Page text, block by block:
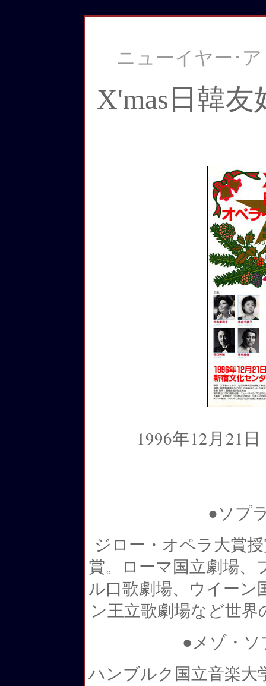
ニューイヤー･
X'mas日韓
1996年12月21
●ソプ
ジロー・オペラ大賞
賞。ローマ国立劇場、
ル口歌劇場、ウイーン
ン王立歌劇場など世界
●メゾ・ソ
ハンブルク国立音楽大